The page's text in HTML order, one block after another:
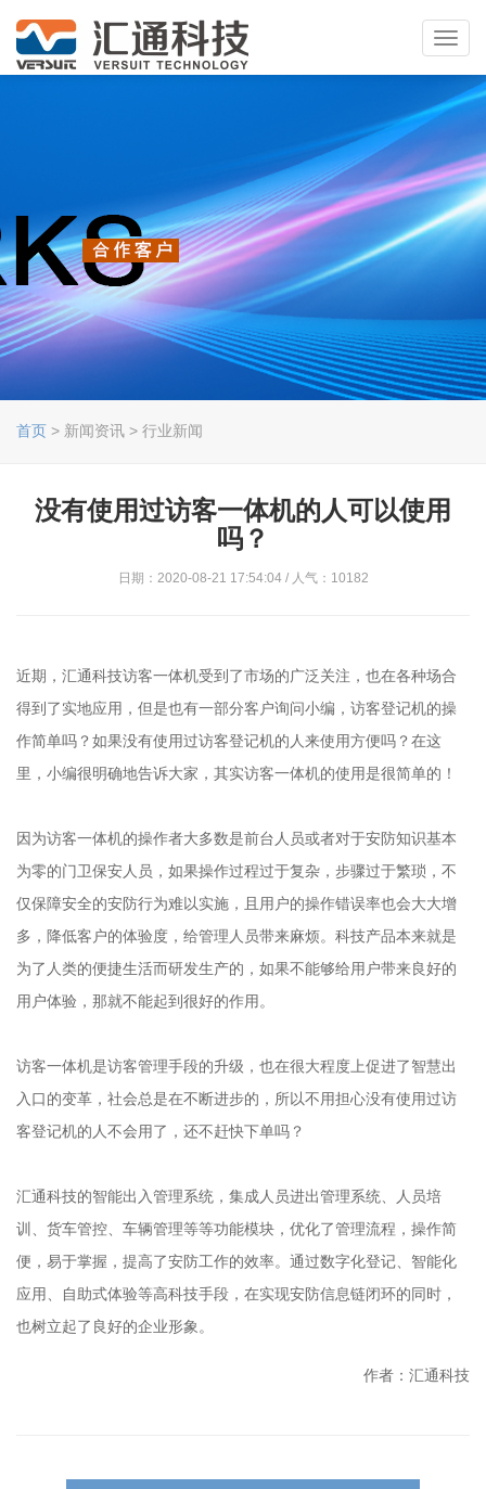
首页 > 新闻资讯 > 行业新闻
没有使用过访客一体机的人可以使用
吗？
日期：2020-08-21 17:54:04 / 人气：10182
近期，汇通科技访客一体机受到了市场的广泛关注，也在各种场合
得到了实地应用，但是也有一部分客户询问小编，访客登记机的操
作简单吗？如果没有使用过访客登记机的人来使用方便吗？在这
里，小编很明确地告诉大家，其实访客一体机的使用是很简单的！
因为访客一体机的操作者大多数是前台人员或者对于安防知识基本
为零的门卫保安人员，如果操作过程过于复杂，步骤过于繁琐，不
仅保障安全的安防行为难以实施，且用户的操作错误率也会大大增
多，降低客户的体验度，给管理人员带来麻烦。科技产品本来就是
为了人类的便捷生活而研发生产的，如果不能够给用户带来良好的
用户体验，那就不能起到很好的作用。
访客一体机是访客管理手段的升级，也在很大程度上促进了智慧出
入口的变革，社会总是在不断进步的，所以不用担心没有使用过访
客登记机的人不会用了，还不赶快下单吗？
汇通科技的智能出入管理系统，集成人员进出管理系统、人员培
训、货车管控、车辆管理等等功能模块，优化了管理流程，操作简
便，易于掌握，提高了安防工作的效率。通过数字化登记、智能化
应用、自助式体验等高科技手段，在实现安防信息链闭环的同时，
也树立起了良好的企业形象。
作者：汇通科技